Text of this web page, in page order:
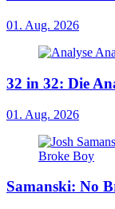
01. Aug. 2026
32 in 32: Die
01. Aug. 2026
Samanski: No